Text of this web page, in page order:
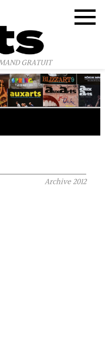
GRATUIT
Archive2012